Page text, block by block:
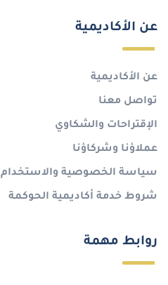
عن الأكاديمية
عن الأكاديمية
تواصل معنا
الإقتراحات والشكاوي
عملاؤنا وشركاؤنا
سياسة الخصوصية والاستخدام
شروط خدمة أكاديمية الحوكمة
روابط مهمة